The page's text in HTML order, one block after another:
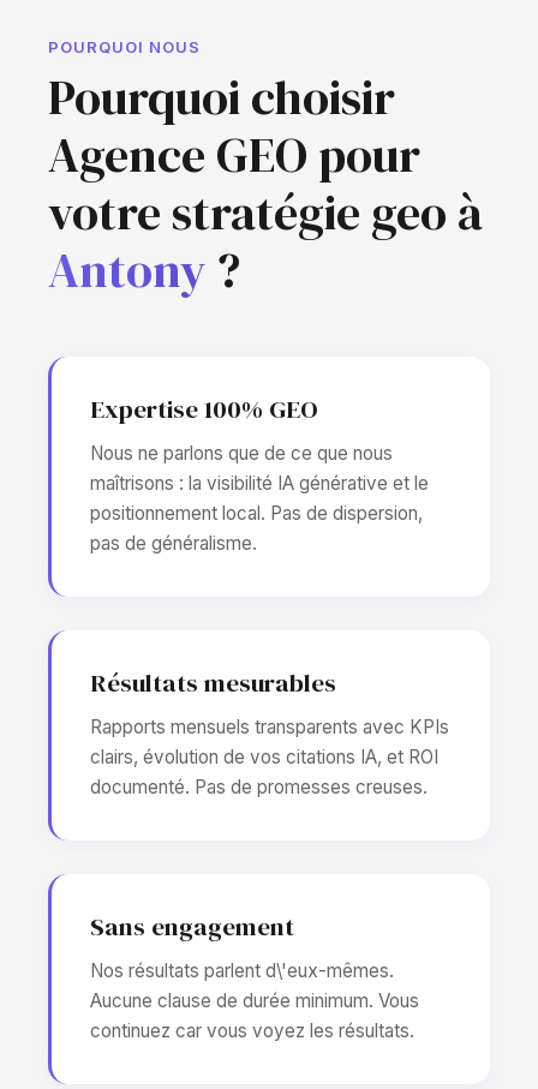
POURQUOI NOUS
Pourquoi choisir
Agence GEO pour
votre stratégie geo à
Antony ?
Expertise 100% GEO
Nous ne parlons que de ce que nous
maîtrisons : la visibilité IA générative et le
positionnement local. Pas de dispersion,
pas de généralisme.
Résultats mesurables
Rapports mensuels transparents avec KPIs
clairs, évolution de vos citations IA, et ROI
documenté. Pas de promesses creuses.
Sans engagement
Nos résultats parlent d\'eux-mêmes.
Aucune clause de durée minimum. Vous
continuez car vous voyez les résultats.